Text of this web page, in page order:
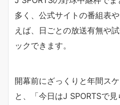
多く、公式サイトの番組表
えば、日ごとの放送有無や
ックできます。
開幕前にざっくりと年間ス
と、「今日はJ SPORTSで